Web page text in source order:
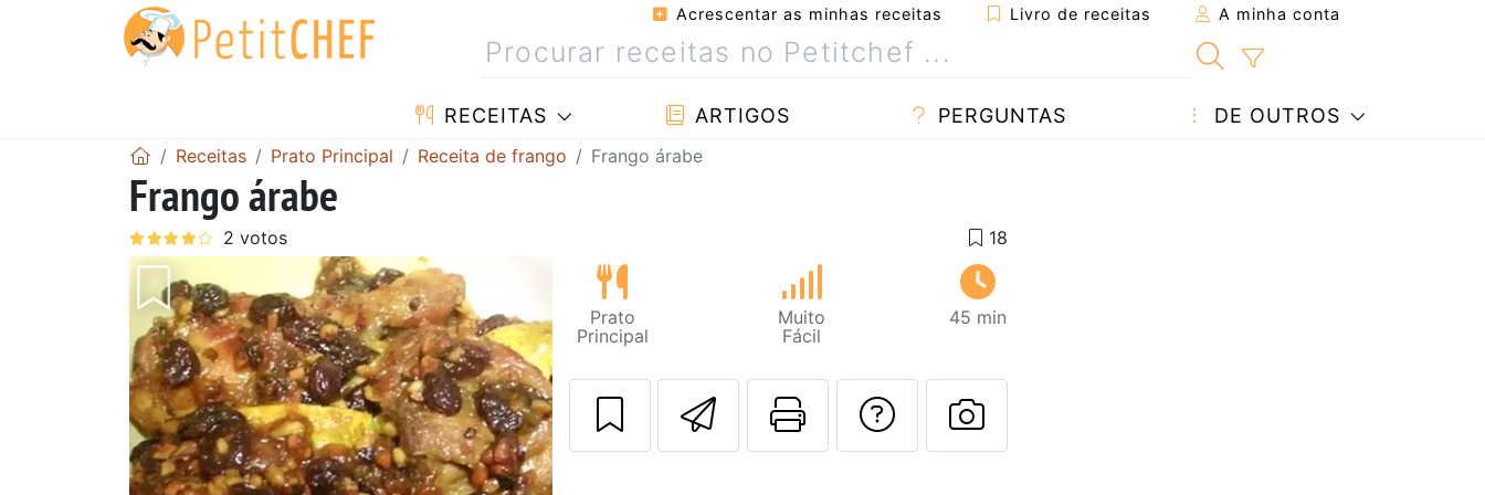
Acrescentar as minhas receitas Livro de receitas A minha conta
RECEITAS ARTIGOS PERGUNTAS DE OUTROS
Receitas Prato Principal Receita de frango Frango árabe
Frango árabe
Prato
Principal
Muito
Fácil
45 min
Enviar esta receita a um amigo
Imprima esta página
Falar com o autor da receita
Fez esta receita? Compartilhe